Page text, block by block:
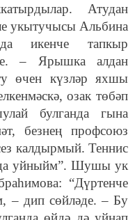
Атудан
укытучысы Альбина
икенче тапкыр
– Ярышка алдан
өчен күзләр яхшы
озак төбәп
булганда гына
безнең профсоюз
калдырмый. Теннис
уйныйм”. Шушы ук
“Дүртенче
– дип сөйләде. – Бу